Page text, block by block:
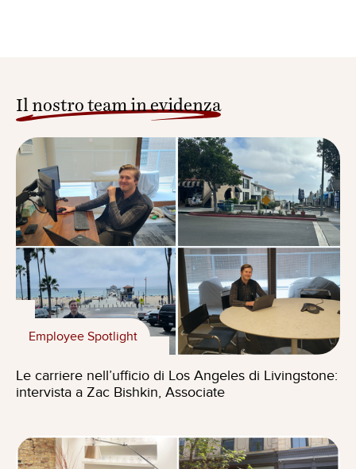
Il nostro team in evidenza
Employee Spotlight
Le carriere nell’ufficio di Los Angeles di Livingstone:
intervista a Zac Bishkin, Associate